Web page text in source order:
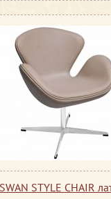
STYLE CHAIR